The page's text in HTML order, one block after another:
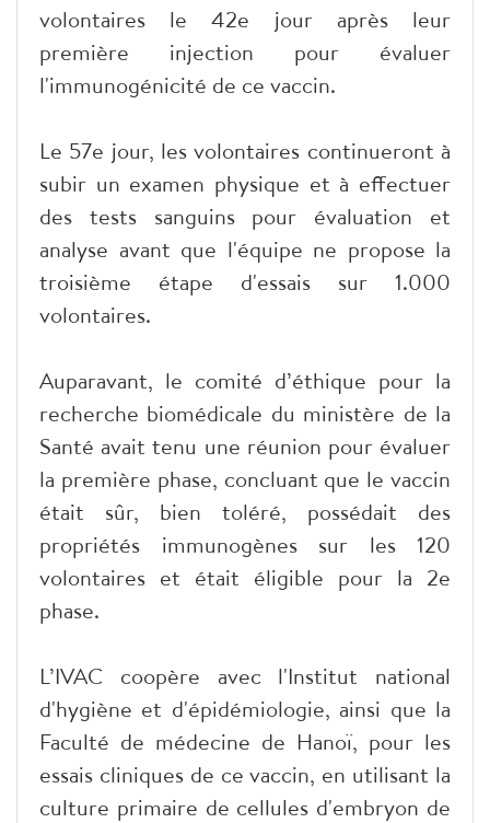
volontaires le 42e jour après leur
première injection pour évaluer
l'immunogénicité de ce vaccin.
Le 57e jour, les volontaires continueront à
subir un examen physique et à effectuer
des tests sanguins pour évaluation et
analyse avant que l'équipe ne propose la
troisième étape d'essais sur 1.000
volontaires.
Auparavant, le comité d’éthique pour la
recherche biomédicale du ministère de la
Santé avait tenu une réunion pour évaluer
la première phase, concluant que le vaccin
était sûr, bien toléré, possédait des
propriétés immunogènes sur les 120
volontaires et était éligible pour la 2e
phase.
L’IVAC coopère avec l'Institut national
d'hygiène et d'épidémiologie, ainsi que la
Faculté de médecine de Hanoï, pour les
essais cliniques de ce vaccin, en utilisant la
culture primaire de cellules d'embryon de